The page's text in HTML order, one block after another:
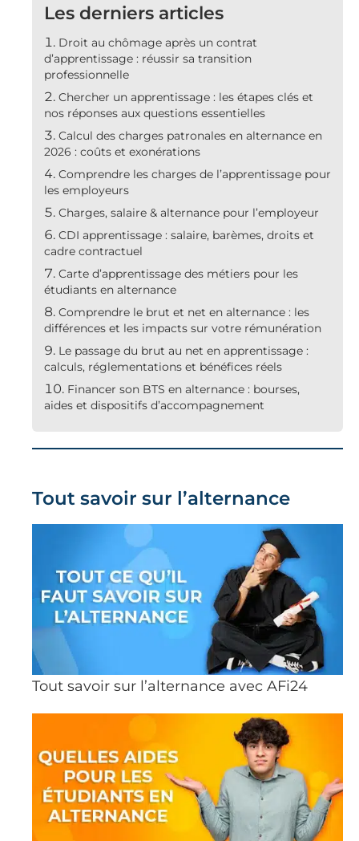
Les derniers articles
Droit au chômage après un contrat
d’apprentissage : réussir sa transition
professionnelle
Chercher un apprentissage : les étapes clés et
nos réponses aux questions essentielles
Calcul des charges patronales en alternance en
2026 : coûts et exonérations
Comprendre les charges de l’apprentissage pour
les employeurs
Charges, salaire & alternance pour l’employeur
CDI apprentissage : salaire, barèmes, droits et
cadre contractuel
Carte d’apprentissage des métiers pour les
étudiants en alternance
Comprendre le brut et net en alternance : les
différences et les impacts sur votre rémunération
Le passage du brut au net en apprentissage :
calculs, réglementations et bénéfices réels
Financer son BTS en alternance : bourses,
aides et dispositifs d’accompagnement
Tout savoir sur l’alternance
Tout savoir sur l’alternance avec AFi24